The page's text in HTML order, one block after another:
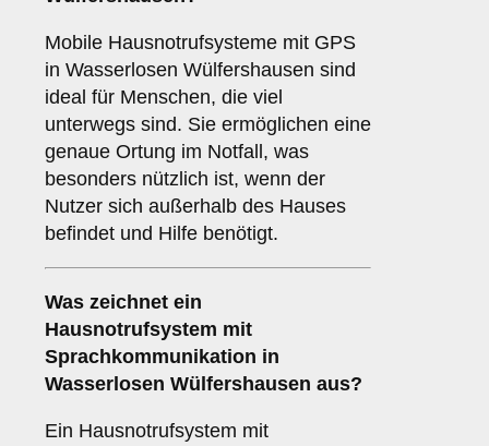
Mobile Hausnotrufsysteme mit GPS
in Wasserlosen Wülfershausen sind
ideal für Menschen, die viel
unterwegs sind. Sie ermöglichen eine
genaue Ortung im Notfall, was
besonders nützlich ist, wenn der
Nutzer sich außerhalb des Hauses
befindet und Hilfe benötigt.
Was zeichnet ein
Hausnotrufsystem mit
Sprachkommunikation in
Wasserlosen Wülfershausen aus?
Ein Hausnotrufsystem mit